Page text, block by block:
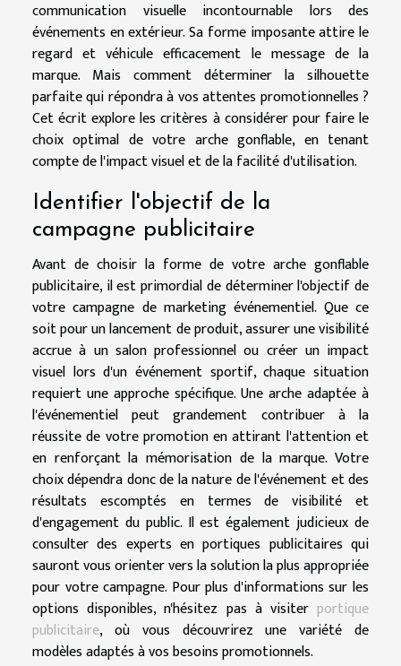
communication visuelle incontournable lors des
événements en extérieur. Sa forme imposante attire le
regard et véhicule efficacement le message de la
marque. Mais comment déterminer la silhouette
parfaite qui répondra à vos attentes promotionnelles ?
Cet écrit explore les critères à considérer pour faire le
choix optimal de votre arche gonflable, en tenant
compte de l'impact visuel et de la facilité d'utilisation.
Identifier l'objectif de la
campagne publicitaire
Avant de choisir la forme de votre arche gonflable
publicitaire, il est primordial de déterminer l'objectif de
votre campagne de marketing événementiel. Que ce
soit pour un lancement de produit, assurer une visibilité
accrue à un salon professionnel ou créer un impact
visuel lors d'un événement sportif, chaque situation
requiert une approche spécifique. Une arche adaptée à
l'événementiel peut grandement contribuer à la
réussite de votre promotion en attirant l'attention et
en renforçant la mémorisation de la marque. Votre
choix dépendra donc de la nature de l'événement et des
résultats escomptés en termes de visibilité et
d'engagement du public. Il est également judicieux de
consulter des experts en portiques publicitaires qui
sauront vous orienter vers la solution la plus appropriée
pour votre campagne. Pour plus d'informations sur les
options disponibles, n'hésitez pas à visiter portique
publicitaire, où vous découvrirez une variété de
modèles adaptés à vos besoins promotionnels.